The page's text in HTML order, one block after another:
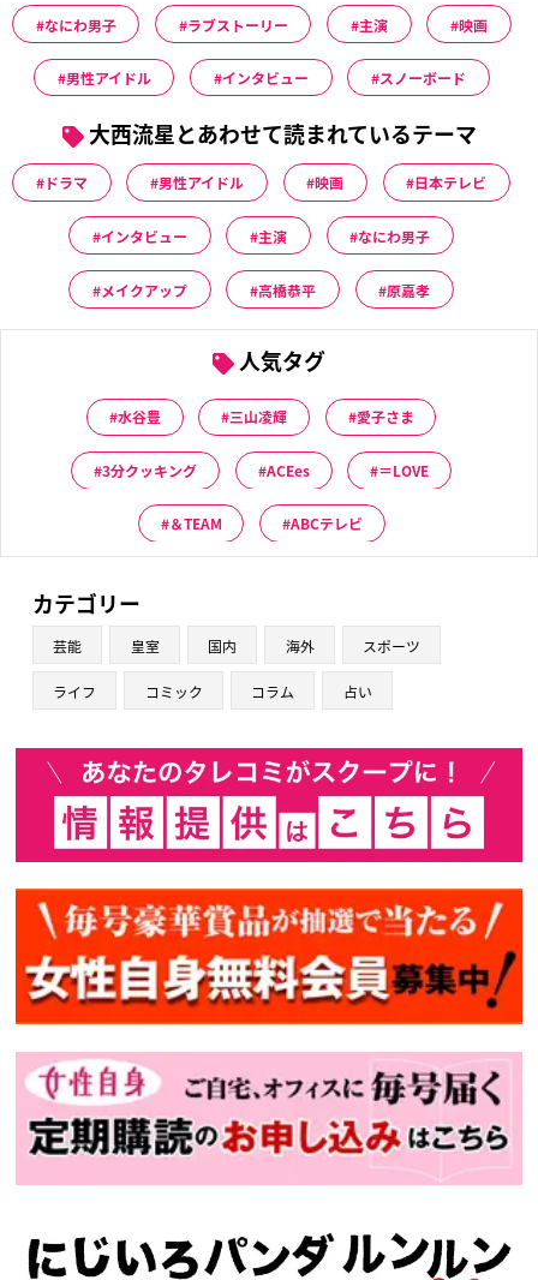
なにわ男子 ラブストーリー 主演 映画
男性アイドル インタビュー スノーボード
大西流星とあわせて読まれているテーマ
ドラマ 男性アイドル 映画 日本テレビ
インタビュー 主演 なにわ男子
メイクアップ 高橋恭平 原嘉孝
人気タグ
水谷豊 三山凌輝 愛子さま
3分クッキング ACEes ＝LOVE
＆TEAM ABCテレビ
カテゴリー
芸能 皇室 国内 海外 スポーツ
ライフ コミック コラム 占い